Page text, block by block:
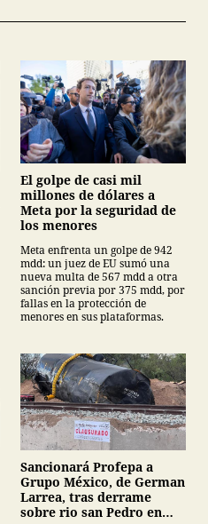
El golpe de casi mil
millones de dólares a
Meta por la seguridad de
los menores
Meta enfrenta un golpe de 942
mdd: un juez de EU sumó una
nueva multa de 567 mdd a otra
sanción previa por 375 mdd, por
fallas en la protección de
menores en sus plataformas.
Sancionará Profepa a
Grupo México, de German
Larrea, tras derrame
sobre rio san Pedro en